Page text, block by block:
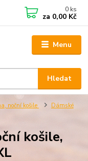
Menu
Hledat
0 ks
za 0,00 Kč
noční košile
Dámské
košile,